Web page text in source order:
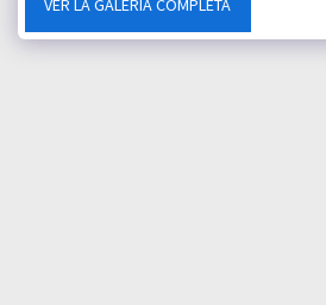
VER LA GALERÍA COMPLETA